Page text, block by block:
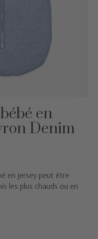
en
Denim
en jersey peut être
les plus chauds ou en